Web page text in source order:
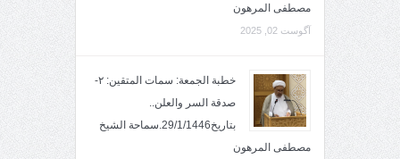
مصطفى المرهون
آگوست 02, 2025
خطبة الجمعة: سمات المتقين: ٢-
صدقة السر والعلن..
بتاريخ29/1/1446.سماحة الشيخ
مصطفى المرهون